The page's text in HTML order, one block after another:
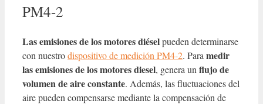
PM4-2
Las emisiones de los motores diéselpueden determinarse
con nuestrodispositivo de medición PM4-2. Para medir
las emisiones de los motores diesel, genera un flujo de
volumen de aireconstante. Además, las fluctuaciones del
aire pueden compensarse mediante la compensación de